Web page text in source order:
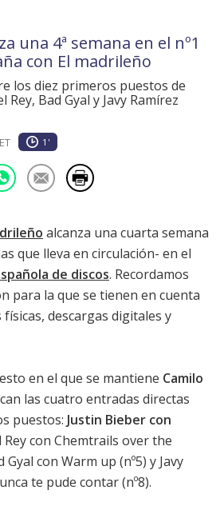
una 4ª semana en el nº1
con El madrileño
los diez primeros puestos de
Rey, Bad Gyal y Javy Ramírez
1'
alcanza una cuarta semana
que lleva en circulación- en el
de discos. Recordamos
para la que se tienen en cuenta
descargas digitales y
en el que se mantiene Camilo
las cuatro entradas directas
puestos: Justin Bieber con
Rey con Chemtrails over the
Gyal con Warm up (nº5) y Javy
te pude contar(nº8).